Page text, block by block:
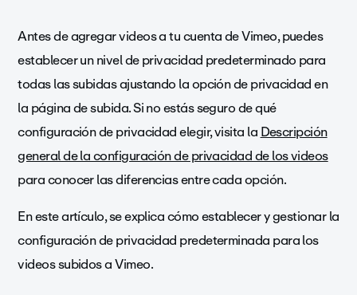
Antes de agregar videos a tu cuenta de Vimeo, puedes
establecer un nivel de privacidad predeterminado para
todas las subidas ajustando la opción de privacidad en
la página de subida. Si no estás seguro de qué
configuración de privacidad elegir, visita laDescripción
general de la configuración de privacidad de los videos
para conocer las diferencias entre cada opción.
En este artículo, se explica cómo establecer y gestionar la
configuración de privacidad predeterminada para los
videos subidos a Vimeo.